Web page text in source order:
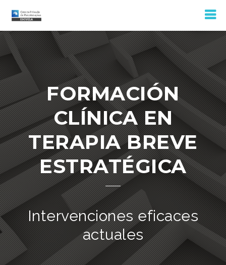
FORMACIÓN
CLÍNICA EN
TERAPIA BREVE
ESTRATÉGICA
Intervenciones eficaces
actuales